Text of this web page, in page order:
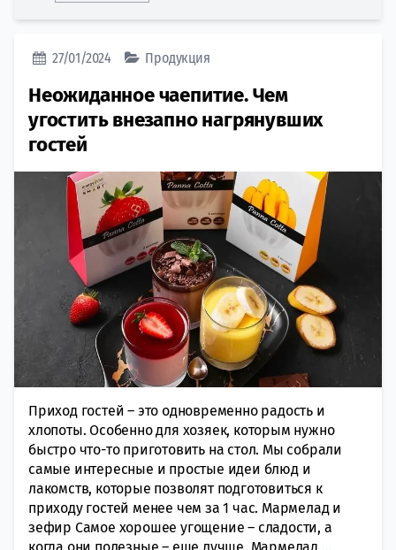
27/01/2024 Продукция
Неожиданное чаепитие. Чем
угостить внезапно нагрянувших
гостей
Приход гостей – это одновременно радость и
хлопоты. Особенно для хозяек, которым нужно
быстро что-то приготовить на стол. Мы собрали
самые интересные и простые идеи блюд и
лакомств, которые позволят подготовиться к
приходу гостей менее чем за 1 час. Мармелад и
зефир Самое хорошее угощение – сладости, а